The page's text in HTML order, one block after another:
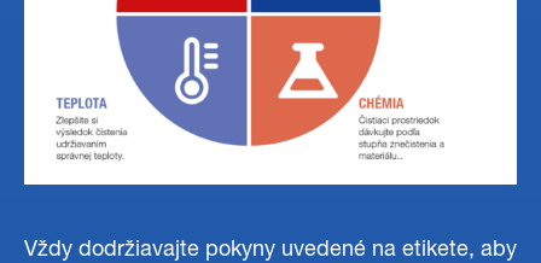
Vždy dodržiavajte pokyny uvedené na etikete, aby